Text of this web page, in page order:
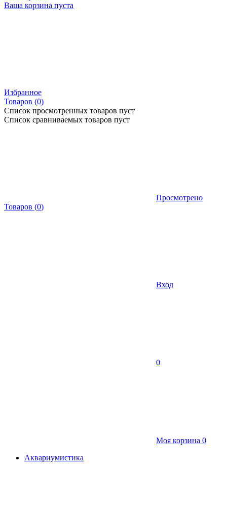
Ваша корзина пуста
Избранное
Товаров (0)
Список просмотренных товаров пуст
Список сравниваемых товаров пуст
Просмотрено
Товаров (0)
Вход
0
Моя корзина 0
Аквариумистика